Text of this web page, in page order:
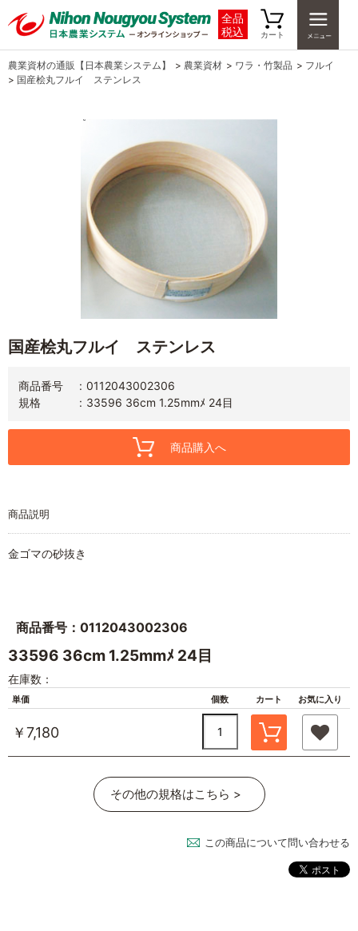
全品
税込
カート
農業資材の通販【日本農業システム】 > 農業資材 > ワラ・竹製品 > フルイ
> 国産桧丸フルイ ステンレス
国産桧丸フルイ ステンレス
商品番号
0112043002306
規格
33596 36cm 1.25mmﾒ 24目
商品購入へ
商品説明
金ゴマの砂抜き
商品番号：0112043002306
33596 36cm 1.25mmﾒ 24目
在庫数：
単価 個数 カート お気に入り
￥7,180
その他の規格はこちら >
この商品について問い合わせる